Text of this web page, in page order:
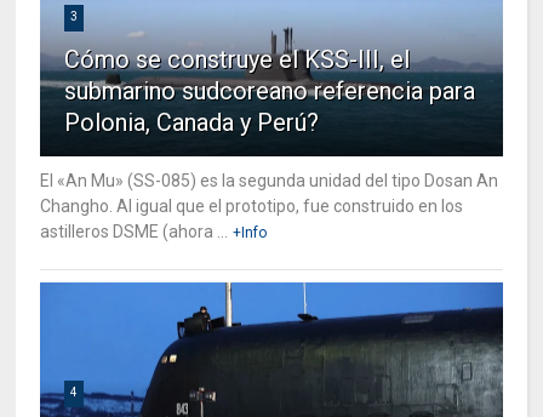
3
Cómo se construye el KSS-III, el
submarino sudcoreano referencia para
Polonia, Canada y Perú?
El «An Mu» (SS-085) es la segunda unidad del tipo Dosan An
Changho. Al igual que el prototipo, fue construido en los
astilleros DSME (ahora ...
+Info
4